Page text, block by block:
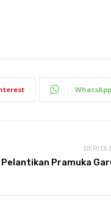
WhatsApp
BERITA
Pramuka